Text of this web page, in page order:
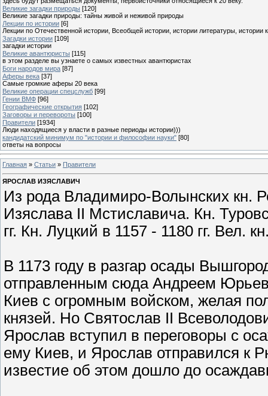
Великие загадки природы [120]
Великие загадки природы: тайны живой и неживой природы
Лекции по истории [6]
Лекции по Отечественной истории, Всеобщей истории, истории литературы, истории
Загадки истории [109]
загадки истории
Великие авантюристы [115]
в этом разделе вы узнаете о самых известных авантюристах
Боги народов мира [87]
Аферы века [37]
Самые громкие аферы 20 века
Великие операции спецслужб [99]
Гении ВМФ [96]
Географические открытия [102]
Заговоры и перевороты [100]
Правители [1934]
Люди находящиеся у власти в разные периоды истории)))
кандидатский минимум по "истории и философии науки" [80]
ответы на вопросы
Главная » Статьи » Правители
ЯРОСЛАВ ИЗЯСЛАВИЧ
Из рода Владимиро-Волынских кн.
Изяслава II Мстиславича. Кн.
гг. Кн. Луцкий в 1157 - 1180 гг. Вел.
В 1173 году в разгар осады
отправленным сюда Андреем
Киев с огромным войском, желая
князей. Но Святослав II
Ярослав вступил в переговоры с
ему Киев, и Ярослав отправился к
известие об этом дошло до